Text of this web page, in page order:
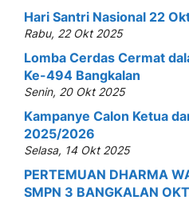
Hari Santri Nasional 22
Rabu, 22 Okt 2025
Lomba Cerdas Cermat
Ke-494 Bangkalan
Senin, 20 Okt 2025
Kampanye Calon Ketua
2025/2026
Selasa, 14 Okt 2025
PERTEMUAN DHARMA
SMPN 3 BANGKALAN